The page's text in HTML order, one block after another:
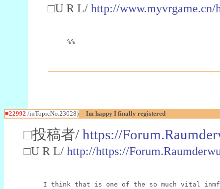
□U R L/ http://www.myvrgame.cn/
%%
■22992 /inTopicNo.23028) Im happy I finally registered
□投稿者/ https://
□U R L/ http://https://
I think that is one of the so much vital